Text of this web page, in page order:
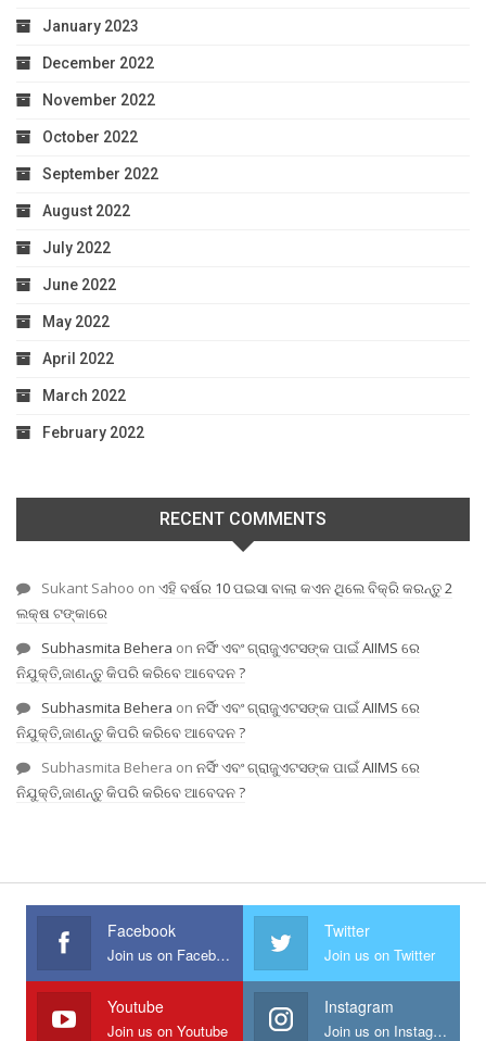
January 2023
December 2022
November 2022
October 2022
September 2022
August 2022
July 2022
June 2022
May 2022
April 2022
March 2022
February 2022
RECENT COMMENTS
Sukant Sahoo on ଏହି ବର୍ଷର 10 ପଇସା ବାଲା କଏନ ଥିଲେ ବିକ୍ରି କରନ୍ତୁ 2
ଲକ୍ଷ ଟଙ୍କାରେ
Subhasmita Behera on ନର୍ସିଂ ଏବଂ ଗ୍ରାଜୁଏଟସଙ୍କ ପାଇଁ AIIMS ରେ
ନିଯୁକ୍ତି,ଜାଣନ୍ତୁ କିପରି କରିବେ ଆବେଦନ ?
Subhasmita Behera on ନର୍ସିଂ ଏବଂ ଗ୍ରାଜୁଏଟସଙ୍କ ପାଇଁ AIIMS ରେ
ନିଯୁକ୍ତି,ଜାଣନ୍ତୁ କିପରି କରିବେ ଆବେଦନ ?
Subhasmita Behera on ନର୍ସିଂ ଏବଂ ଗ୍ରାଜୁଏଟସଙ୍କ ପାଇଁ AIIMS ରେ
ନିଯୁକ୍ତି,ଜାଣନ୍ତୁ କିପରି କରିବେ ଆବେଦନ ?
Facebook
Join us on Facebook
Twitter
Join us on Twitter
Youtube
Join us on Youtube
Instagram
Join us on Instagram